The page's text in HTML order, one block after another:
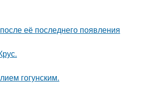
её последнего появления
гогунским.